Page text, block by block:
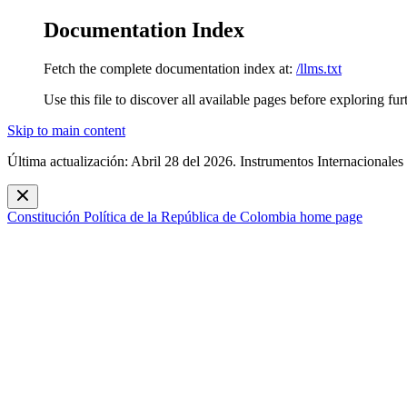
Documentation Index
Fetch the complete documentation index at: /llms.txt
Use this file to discover all available pages before exploring
Skip to main content
Última actualización: Abril 28 del 2026. Instrumentos Internacionales
Constitución Política de la República de Colombia home page